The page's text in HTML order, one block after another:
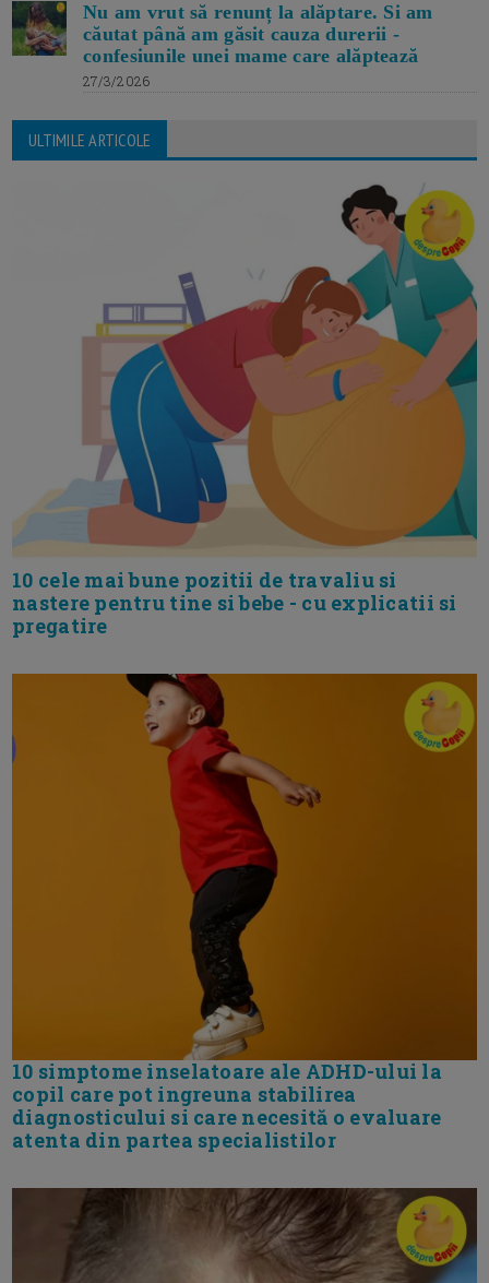
Nu am vrut să renunț la alăptare. Si am
căutat până am găsit cauza durerii -
confesiunile unei mame care alăptează
27/3/2026
ULTIMILE ARTICOLE
10 cele mai bune pozitii de travaliu si
nastere pentru tine si bebe - cu explicatii si
pregatire
10 simptome inselatoare ale ADHD-ului la
copil care pot ingreuna stabilirea
diagnosticului si care necesită o evaluare
atenta din partea specialistilor